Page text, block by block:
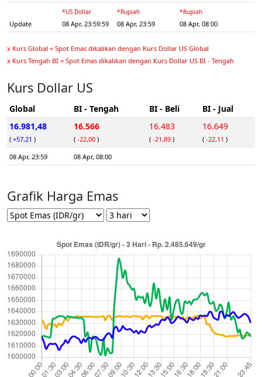
Update
*US Dollar
08 Apr, 23:59:59
*Rupiah
08 Apr, 23:59
*Rupiah
08 Apr, 08:00
x Kurs Global = Spot Emas dikalikan dengan Kurs Dollar US Global
x Kurs Tengah BI = Spot Emas dikalikan dengan Kurs Dollar US BI - Tengah
Kurs Dollar US
Global BI - Tengah BI - Beli
BI - Jual
16.981,48
( +57,21 )
16.566
( -22,00 )
16.483
( -21,89 )
16.649
( -22,11 )
08 Apr, 23:59
08 Apr, 08:00
Grafik Harga Emas